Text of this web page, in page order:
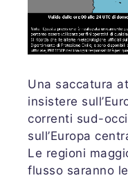
Una saccatura
insistere
correnti sud-
sull’Europa
Le regioni
flusso saranno